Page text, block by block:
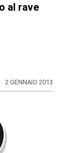
al rave
2 GENNAIO 2013